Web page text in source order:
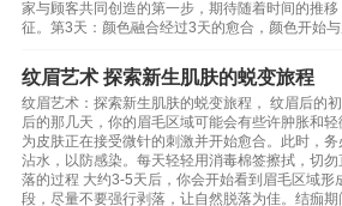
家与顾客共同创造的第一步，期待随着时间的推
征。第3天：颜色融合经过3天的愈合，颜色开始与
纹眉艺术 探索新生肌肤的蜕变旅程
纹眉艺术：探索新生肌肤的蜕变旅程， 纹眉后的
后的那几天，你的眉毛区域可能会有些许肿胀和
为皮肤正在接受微针的刺激并开始愈合。此时，
沾水，以防感染。每天轻轻用消毒棉签擦拭，切
落的过程 大约3-5天后，你会开始看到眉毛区域形
段，尽量不要强行剥落，让自然脱落为佳。结痂